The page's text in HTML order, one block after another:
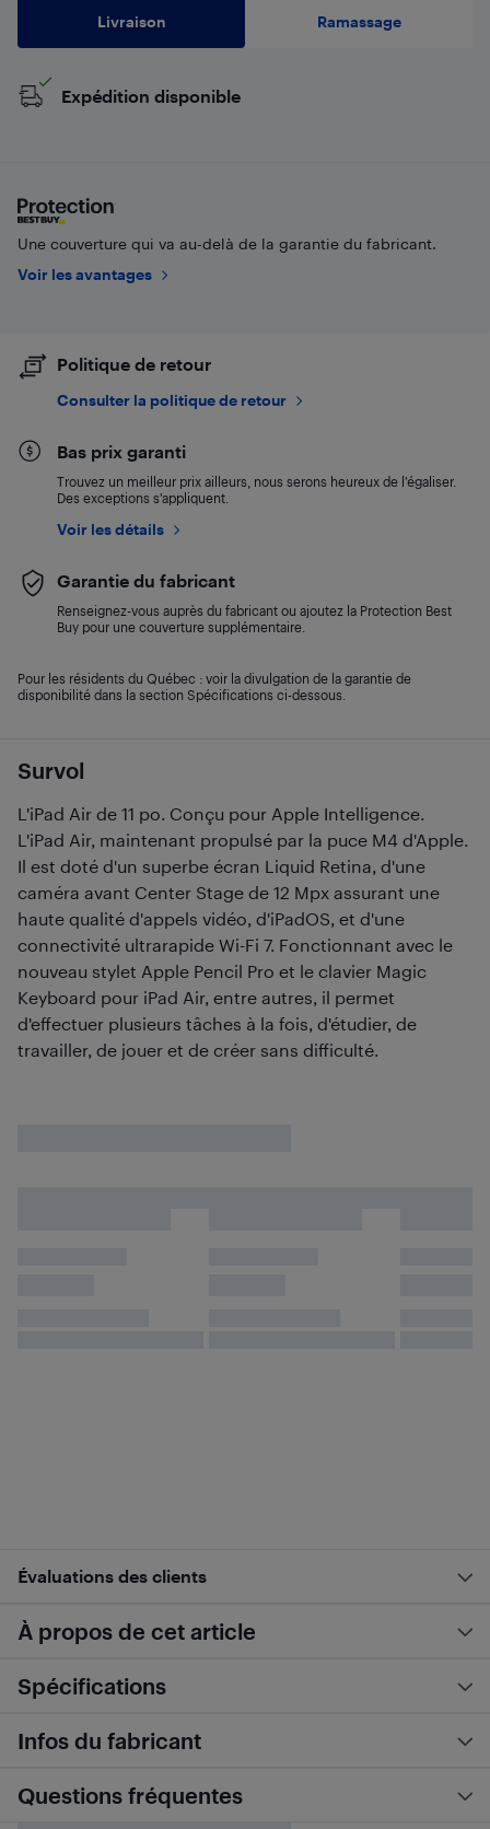
Survol
L'iPad Air de 11 po. Conçu pour Apple Intelligence.
L'iPad Air, maintenant propulsé par la puce M4 d'Apple.
Il est doté d'un superbe écran Liquid Retina, d'une
caméra avant Center Stage de 12 Mpx assurant une
haute qualité d'appels vidéo, d'iPadOS, et d'une
connectivité ultrarapide Wi-Fi 7. Fonctionnant avec le
nouveau stylet Apple Pencil Pro et le clavier Magic
Keyboard pour iPad Air, entre autres, il permet
d'effectuer plusieurs tâches à la fois, d'étudier, de
travailler, de jouer et de créer sans difficulté.
Livraison Ramassage
Expédition disponible
Une couverture qui va au-delà de la garantie du fabricant.
Voir les avantages
Politique de retour
Consulter la politique de retour
Bas prix garanti
Trouvez un meilleur prix ailleurs, nous serons heureux de l’égaliser.
Des exceptions s’appliquent.
Voir les détails
Garantie du fabricant
Renseignez-vous auprès du fabricant ou ajoutez la Protection Best
Buy pour une couverture supplémentaire.
Pour les résidents du Québec : voir la divulgation de la garantie de
disponibilité dans la section Spécifications ci-dessous.
Évaluations des clients
À propos de cet article
Spécifications
Infos du fabricant
Questions fréquentes